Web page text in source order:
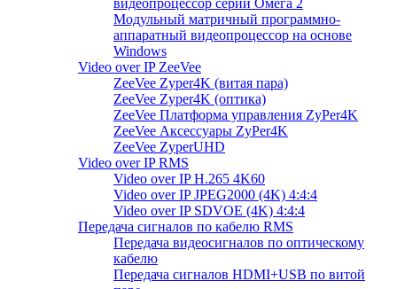
Модульный матричный программно-
аппаратный видеопроцессор на основе
Windows
Video over IP ZeeVee
ZeeVee Zyper4K (витая пара)
ZeeVee Zyper4K (оптика)
ZeeVee Платформа управления ZyPer4K
ZeeVee Аксессуары ZyPer4K
ZeeVee ZyperUHD
Video over IP RMS
Video over IP H.265 4K60
Video over IP JPEG2000 (4K) 4:4:4
Video over IP SDVOE (4K) 4:4:4
Передача сигналов по кабелю RMS
Передача видеосигналов по оптическому
кабелю
Передача сигналов HDMI+USB по витой